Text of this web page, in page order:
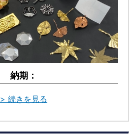
納期：
> 続きを見る